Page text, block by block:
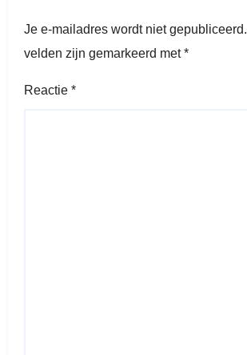
Je e-mailadres wordt niet gepubliceerd.
velden zijn gemarkeerd met*
Reactie *